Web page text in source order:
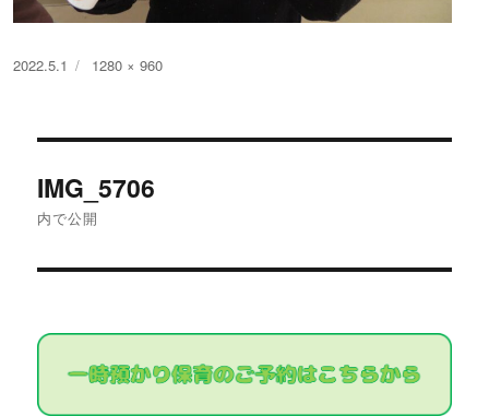
投
2022.5.1
フ
1280 × 960
稿
ゲ
IMG_5706
内で公開